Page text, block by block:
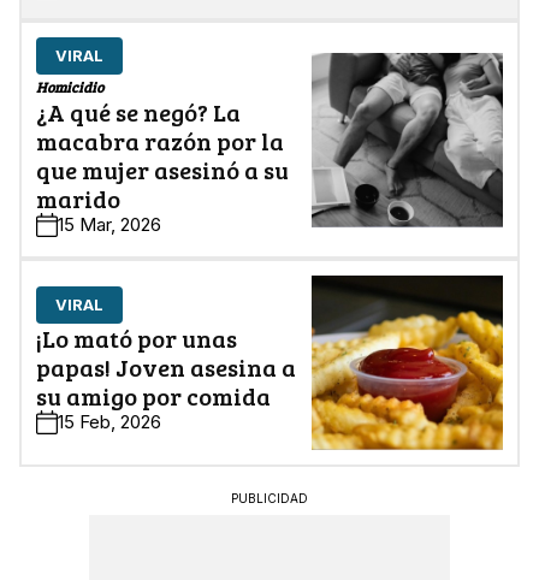
VIRAL
Homicidio
¿A qué se negó? La
macabra razón por la
que mujer asesinó a su
marido
15 Mar, 2026
VIRAL
¡Lo mató por unas
papas! Joven asesina a
su amigo por comida
15 Feb, 2026
PUBLICIDAD